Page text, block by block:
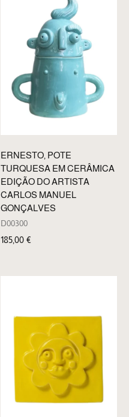
ERNESTO, POTE
TURQUESA EM CERÂMICA
EDIÇÃO DO ARTISTA
CARLOS MANUEL
GONÇALVES
D00300
185,00 €